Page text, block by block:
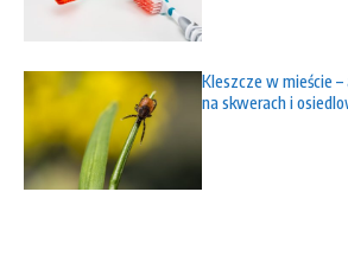
Kleszcze w mieście
na skwerach i